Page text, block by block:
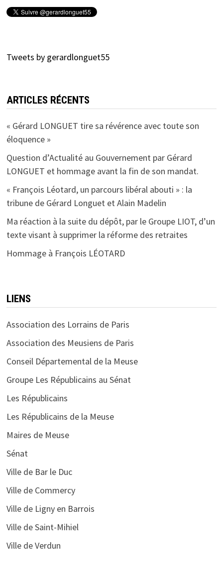
Tweets by gerardlonguet55
ARTICLES RÉCENTS
« Gérard LONGUET tire sa révérence avec toute son
éloquence »
Question d’Actualité au Gouvernement par Gérard
LONGUET et hommage avant la fin de son mandat.
« François Léotard, un parcours libéral abouti » : la
tribune de Gérard Longuet et Alain Madelin
Ma réaction à la suite du dépôt, par le Groupe LIOT, d’un
texte visant à supprimer la réforme des retraites
Hommage à François LÉOTARD
LIENS
Association des Lorrains de Paris
Association des Meusiens de Paris
Conseil Départemental de la Meuse
Groupe Les Républicains au Sénat
Les Républicains
Les Républicains de la Meuse
Maires de Meuse
Sénat
Ville de Bar le Duc
Ville de Commercy
Ville de Ligny en Barrois
Ville de Saint-Mihiel
Ville de Verdun